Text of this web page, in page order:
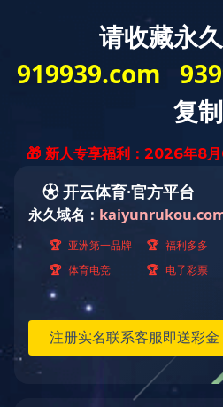
资质
技术创新 实